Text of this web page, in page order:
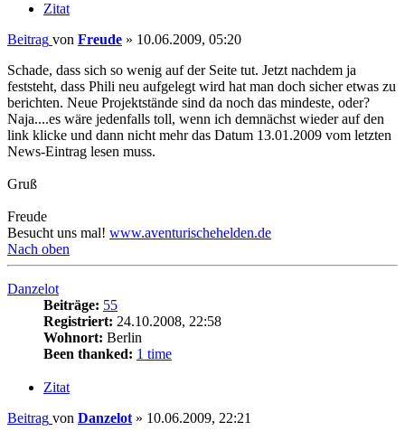
Zitat
Beitrag von Freude » 10.06.2009, 05:20
Schade, dass sich so wenig auf der Seite tut. Jetzt nachdem ja
feststeht, dass Phili neu aufgelegt wird hat man doch sicher etwas zu
berichten. Neue Projektstände sind da noch das mindeste, oder?
Naja....es wäre jedenfalls toll, wenn ich demnächst wieder auf den
link klicke und dann nicht mehr das Datum 13.01.2009 vom letzten
News-Eintrag lesen muss.
Gruß
Freude
Besucht uns mal! www.aventurischehelden.de
Nach oben
Danzelot
Beiträge: 55
Registriert: 24.10.2008, 22:58
Wohnort: Berlin
Been thanked: 1 time
Zitat
Beitrag von Danzelot » 10.06.2009, 22:21